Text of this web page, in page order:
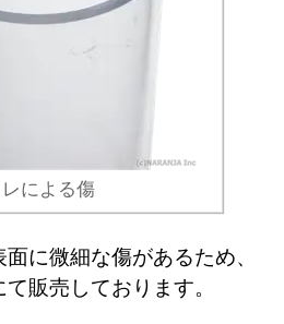
による傷
に微細な傷があるため、
販売しております。